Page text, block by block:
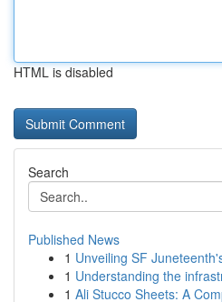
HTML is disabled
Search
Published News
1 Unveiling SF
1 Understanding the
1 Ali Stucco Sheets: A